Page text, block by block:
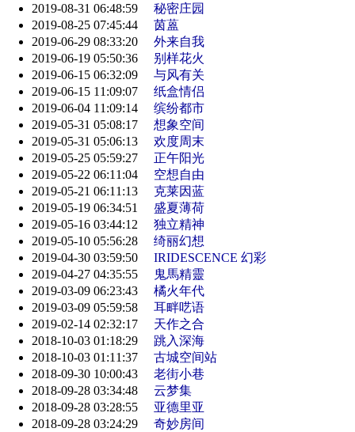
2019-08-31 06:48:59
秘密庄园
2019-08-25 07:45:44
茵蒕
2019-06-29 08:33:20
外来自我
2019-06-19 05:50:36
别样花火
2019-06-15 06:32:09
与风有关
2019-06-15 11:09:07
纸盒情侣
2019-06-04 11:09:14
缤纷都市
2019-05-31 05:08:17
想象空间
2019-05-31 05:06:13
欢度周末
2019-05-25 05:59:27
正午阳光
2019-05-22 06:11:04
空想自由
2019-05-21 06:11:13
克莱因蓝
2019-05-19 06:34:51
盛夏薄荷
2019-05-16 03:44:12
独立精神
2019-05-10 05:56:28
绮丽幻想
2019-04-30 03:59:50
IRIDESCENCE 幻彩
2019-04-27 04:35:55
鬼馬精靈
2019-03-09 06:23:43
橘火年代
2019-03-09 05:59:58
耳畔呓语
2019-02-14 02:32:17
天作之合
2018-10-03 01:18:29
跳入深海
2018-10-03 01:11:37
古城空间站
2018-09-30 10:00:43
老街小巷
2018-09-28 03:34:48
云梦集
2018-09-28 03:28:55
亚德里亚
2018-09-28 03:24:29
奇妙房间